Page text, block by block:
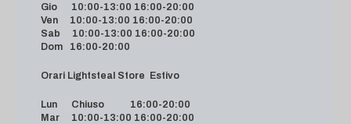
Gio 10:00-13:00 16:00-20:00
Ven 10:00-13:00 16:00-20:00
Sab 10:00-13:00 16:00-20:00
Dom 16:00-20:00
Orari Lightsteal Store Estivo
Lun Chiuso 16:00-20:00
Mar 10:00-13:00 16:00-20:00